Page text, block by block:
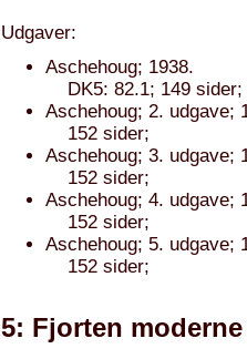
Udgaver:
Aschehoug; 1938.
DK5: 82.1; 149
Aschehoug; 2. udgave;
152 sider;
Aschehoug; 3. udgave;
152 sider;
Aschehoug; 4. udgave;
152 sider;
Aschehoug; 5. udgave;
152 sider;
5: Fjorten